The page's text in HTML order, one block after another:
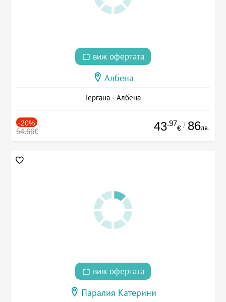
виж офертата
Албена
Гергана - Албена
-20%
54.66€ 43.97
€ / 86лв.
виж офертата
Паралия Катерини